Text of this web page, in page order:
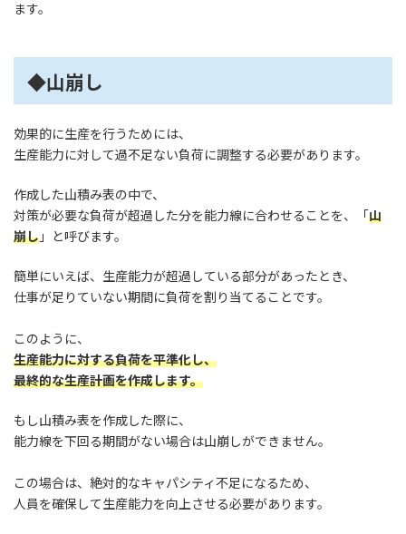
ます。
◆山崩し
効果的に生産を行うためには、
生産能力に対して過不足ない負荷に調整する必要があります。
作成した山積み表の中で、
対策が必要な負荷が超過した分を能力線に合わせることを、「山
崩し 」と呼びます。
簡単にいえば、生産能力が超過している部分があったとき、
仕事が足りていない期間に負荷を割り当てることです。
このように、
生産能力に対する負荷を平準化し、
最終的な生産計画を作成します。
もし山積み表を作成した際に、
能力線を下回る期間がない場合は山崩しができません。
この場合は、絶対的なキャパシティ不足になるため、
人員を確保して生産能力を向上させる必要があります。